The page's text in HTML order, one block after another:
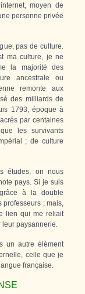
moyen de
personne privée
pas de culture.
ma culture, je ne
la majorité des
ancestrale ou
remonte aux
des milliards de
1793, époque à
par centaines
les survivants
; de culture
études, on nous
pays. Si je suis
à la double
professeurs ; mais,
lien qui me reliait
leur paysannerie.
un autre élément
celle que je
française.